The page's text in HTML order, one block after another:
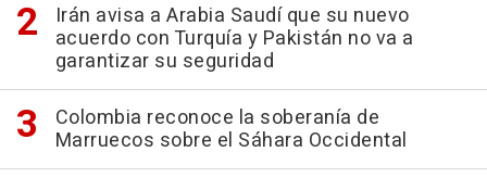
Irán avisa a Arabia Saudí que su nuevo
acuerdo con Turquía y Pakistán no va a
garantizar su seguridad
Colombia reconoce la soberanía de
Marruecos sobre el Sáhara Occidental